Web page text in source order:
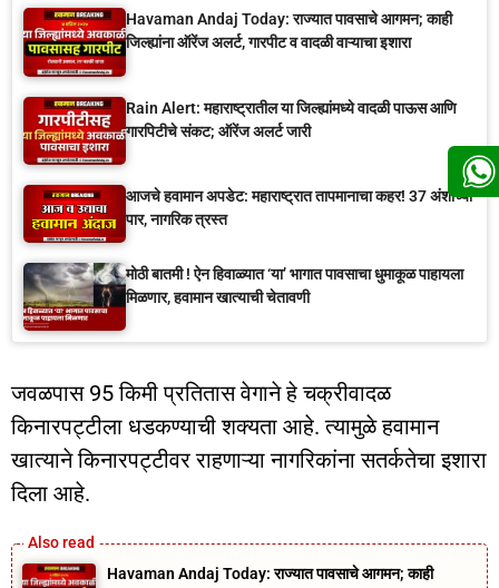
Havaman Andaj Today: राज्यात पावसाचे आगमन; काही
जिल्ह्यांना ऑरेंज अलर्ट, गारपीट व वादळी वाऱ्याचा इशारा
Rain Alert: महाराष्ट्रातील या जिल्ह्यांमध्ये वादळी पाऊस आणि
गारपिटीचे संकट; ऑरेंज अलर्ट जारी
आजचे हवामान अपडेट: महाराष्ट्रात तापमानाचा कहर! 37 अंशांच्या
पार, नागरिक त्रस्त
मोठी बातमी ! ऐन हिवाळ्यात ‘या’ भागात पावसाचा धुमाकूळ पाहायला
मिळणार, हवामान खात्याची चेतावणी
जवळपास 95 किमी प्रतितास वेगाने हे चक्रीवादळ
किनारपट्टीला धडकण्याची शक्यता आहे. त्यामुळे हवामान
खात्याने किनारपट्टीवर राहणाऱ्या नागरिकांना सतर्कतेचा इशारा
दिला आहे.
Havaman Andaj Today: राज्यात पावसाचे आगमन; काही